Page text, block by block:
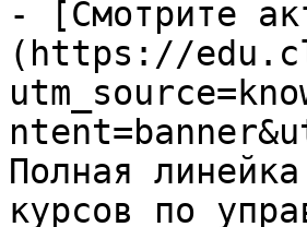
- [Смотрите
(https://
Полная
курсов по